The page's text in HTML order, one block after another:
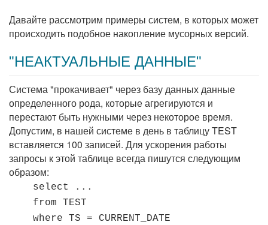
Давайте рассмотрим примеры систем, в которых может
происходить подобное накопление мусорных версий.
"НЕАКТУАЛЬНЫЕ ДАННЫЕ"
Система "прокачивает" через базу данных данные
определенного рода, которые агрегируются и
перестают быть нужными через некоторое время.
Допустим, в нашей системе в день в таблицу TEST
вставляется 100 записей. Для ускорения работы
запросы к этой таблице всегда пишутся следующим
образом:
select ...
from TEST
where TS = CURRENT_DATE